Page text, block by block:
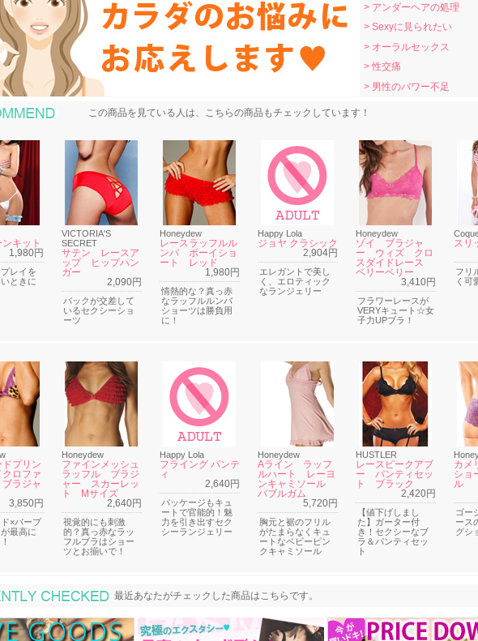
> アンダーヘアの処理
> Sexyに見られたい
> オーラルセックス
> 性交痛
> 男性のパワー不足
おすすめ商品
この商品を見ている人は、こちらの商品もチェックしています！
キット
1,980円
レイを
ときに
VICTORIA'S
SECRET
サテン レースア
ップ ヒップハン
ガー
2,090円
バックが交差して
いるセクシーショ
ーツ
Honeydew
レースラッフルル
ンバ ボーイショ
ート レッド
1,980円
情熱的な？真っ赤
なラッフルルンバ
ショーツは勝負用
に！
Happy Lola
ジョヤ クラシック
2,904円
エレガントで美し
く、エロティック
なランジェリー
Honeydew
ゾイ ブラジャ
ー ウィズ クロ
スダイドレース
ベリーベリー
3,410円
フラワーレースが
VERYキュート☆女
子力UPブラ！
スリ
フリ
く可
プリン
ロファ
ラジャ
3,850円
×パープ
最高に
Honeydew
ファインメッシュ
ラッフル ブラジ
ャー スカーレッ
ト Mサイズ
2,640円
視覚的にも刺激
的？真っ赤なラッ
フルブラはショー
ツとお揃いで！
Happy Lola
フライング パンテ
ィ
2,640円
パッケージもキュ
ートで官能的！魅
力を引き出すセク
シーランジェリー
Honeydew
Aライン ラッフ
ルハート レーヨ
ンキャミソール
バブルガム
5,720円
胸元と裾のフリル
がたまらなくキュ
ートなベビーピン
クキャミソール
HUSTLER
レースピークアブ
ー パンティセッ
ト ブラック
2,420円
【値下げしまし
た】ガーター付
き！セクシーなブ
ラ＆パンティセッ
ト
カメ
ショ
ル
ゴー
ース
グシ
最近あなたがチェックした商品
最近あなたがチェックした商品はこちらです。